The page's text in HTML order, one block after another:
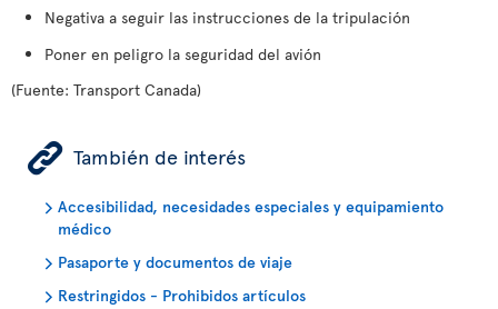
Negativa a seguir las instrucciones de la tripulación
Poner en peligro la seguridad del avión
(Fuente: Transport Canada)
ÿ También de interés
Accesibilidad, necesidades especiales y equipamiento
médico
Pasaporte y documentos de viaje
Restringidos - Prohibidos artículos